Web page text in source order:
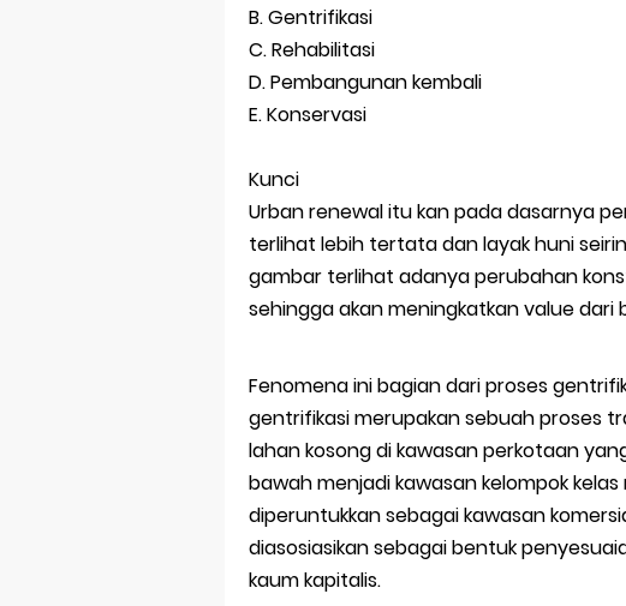
B. Gentrifikasi
C. Rehabilitasi
D. Pembangunan kembali
E. Konservasi
Kunci
Urban renewal itu kan pada dasarnya
terlihat lebih tertata dan layak huni
gambar terlihat adanya perubahan
sehingga akan meningkatkan value dari
Fenomena ini bagian dari proses
gentrifikasi merupakan sebuah proses
lahan kosong di kawasan perkotaan
bawah menjadi kawasan kelompok
diperuntukkan sebagai kawasan
diasosiasikan sebagai bentuk
kaum kapitalis.